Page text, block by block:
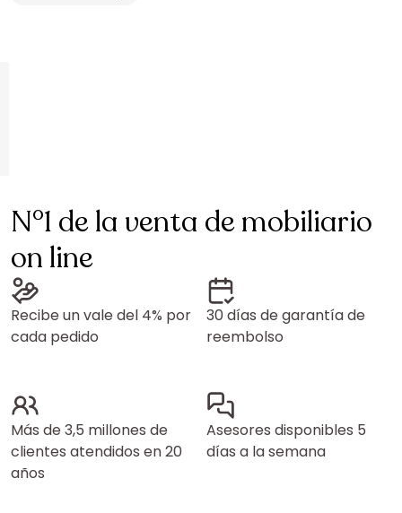
N°1 de la venta de mobiliario
on line
Recibe un vale del 4% por
cada pedido
30 días de garantía de
reembolso
Más de 3,5 millones de
clientes atendidos en 20
años
Asesores disponibles 5
días a la semana